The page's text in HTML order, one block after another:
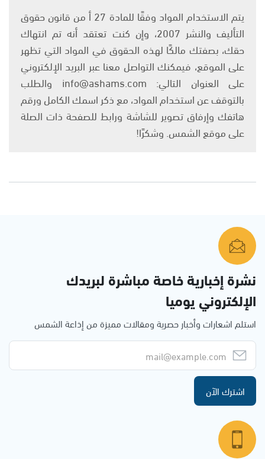
يتم الاستخدام المواد وفقًا للمادة 27 أ من قانون حقوق
التأليف والنشر 2007، وإن كنت تعتقد أنه تم انتهاك
حقك، بصفتك مالكًا لهذه الحقوق في المواد التي تظهر
على الموقع، فيمكنك التواصل معنا عبر البريد الإلكتروني
على العنوان التالي: info@ashams.com والطلب
بالتوقف عن استخدام المواد، مع ذكر اسمك الكامل ورقم
هاتفك وإرفاق تصوير للشاشة ورابط للصفحة ذات الصلة
على موقع الشمس. وشكرًا!
نشرة إخبارية خاصة مباشرة لبريدك
الإلكتروني يوميا
استلم اشعارات وأخبار حصرية ومقالات مميزة من إذاعة الشمس
اشترك الآن